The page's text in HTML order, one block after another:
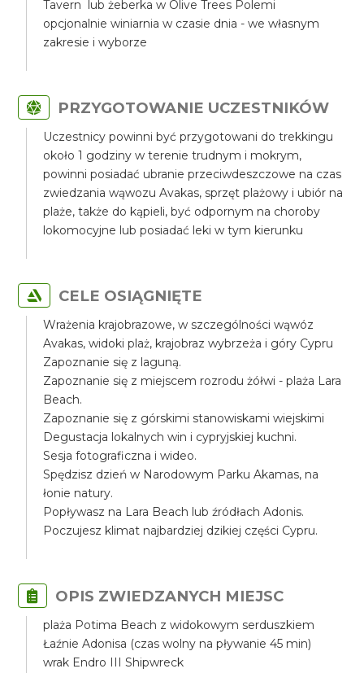
Tavern lub żeberka w Olive Trees Polemi
opcjonalnie winiarnia w czasie dnia - we własnym
zakresie i wyborze
PRZYGOTOWANIE UCZESTNIKÓW
Uczestnicy powinni być przygotowani do trekkingu
około 1 godziny w terenie trudnym i mokrym,
powinni posiadać ubranie przeciwdeszczowe na czas
zwiedzania wąwozu Avakas, sprzęt plażowy i ubiór na
plaże, także do kąpieli, być odpornym na choroby
lokomocyjne lub posiadać leki w tym kierunku
CELE OSIĄGNIĘTE
Wrażenia krajobrazowe, w szczególności wąwóz
Avakas, widoki plaż, krajobraz wybrzeża i góry Cypru
Zapoznanie się z laguną.
Zapoznanie się z miejscem rozrodu żółwi - plaża Lara
Beach.
Zapoznanie się z górskimi stanowiskami wiejskimi
Degustacja lokalnych win i cypryjskiej kuchni.
Sesja fotograficzna i wideo.
Spędzisz dzień w Narodowym Parku Akamas, na
łonie natury.
Popływasz na Lara Beach lub źródłach Adonis.
Poczujesz klimat najbardziej dzikiej części Cypru.
OPIS ZWIEDZANYCH MIEJSC
plaża Potima Beach z widokowym serduszkiem
Łaźnie Adonisa (czas wolny na pływanie 45 min)
wrak Endro III Shipwreck